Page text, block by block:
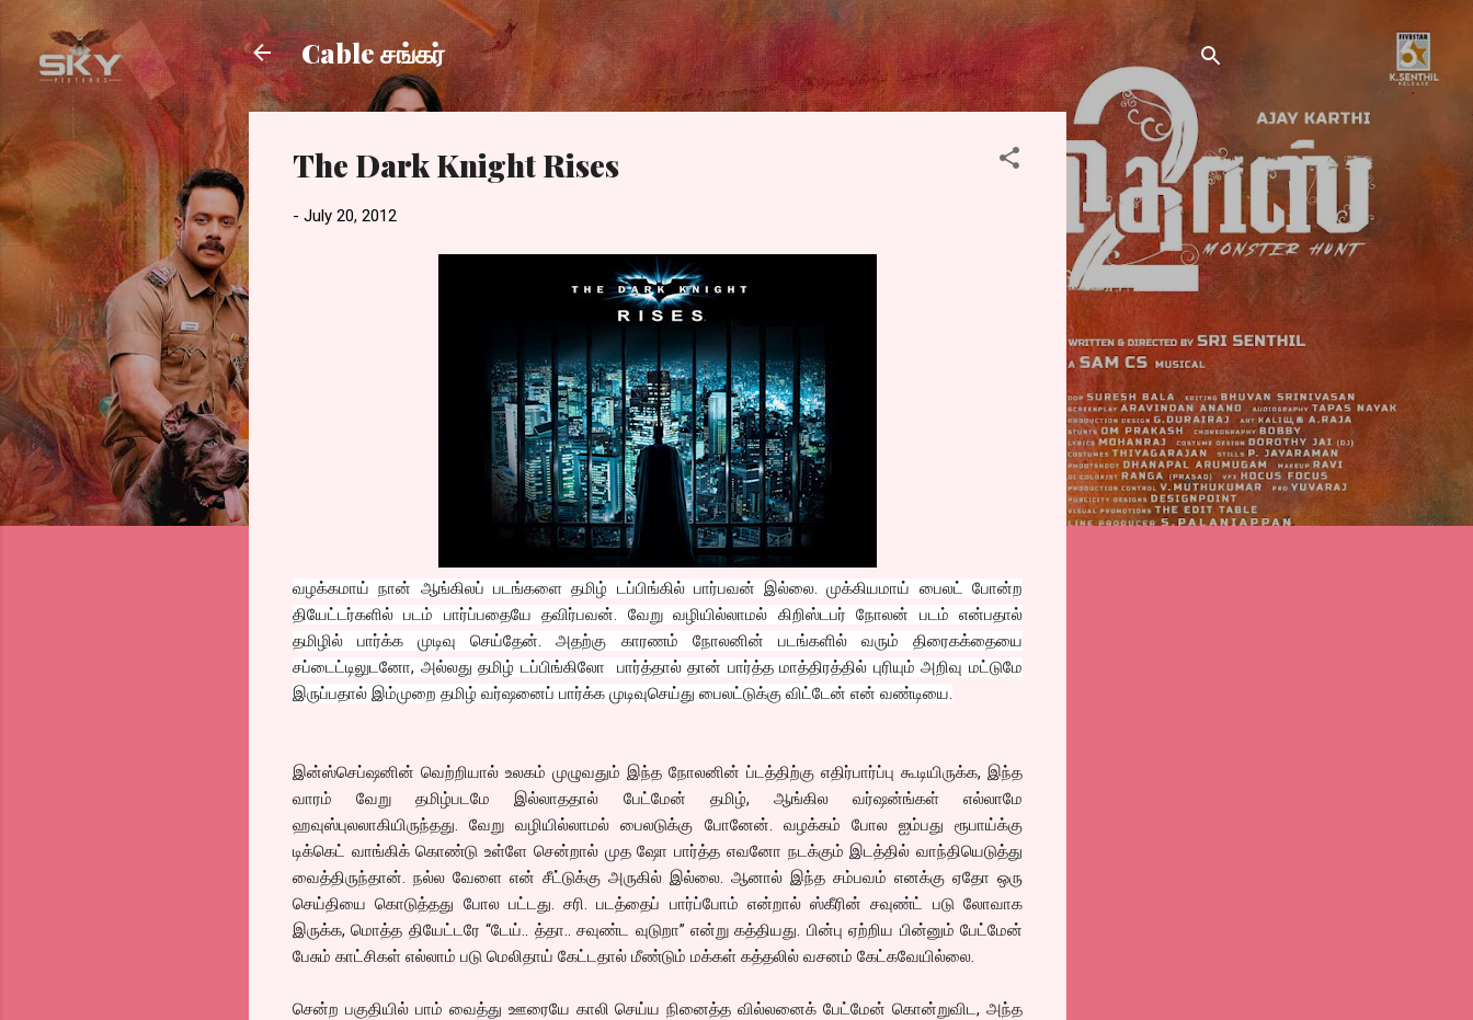
Skip to main content
Cable சங்கர்
The Dark Knight Rises
- July 20, 2012
வழக்கமாய் நான் ஆங்கிலப் படங்களை தமிழ் டப்பிங்கில் பார்பவன் இல்லை. முக்கியமாய் பைலட் போன்ற
தியேட்டர்களில் படம் பார்ப்பதையே தவிர்பவன். வேறு வழியில்லாமல் கிறிஸ்டபர் நோலன் படம் என்பதால்
தமிழில் பார்க்க முடிவு செய்தேன். அதற்கு காரணம் நோலனின் படங்களில் வரும் திரைகக்தையை
சப்டைட்டிலுடனோ, அல்லது தமிழ் டப்பிங்கிலோ பார்த்தால் தான் பார்த்த மாத்திரத்தில் புரியும் அறிவு மட்டுமே
இருப்பதால் இம்முறை தமிழ் வர்ஷனைப் பார்க்க முடிவுசெய்து பைலட்டுக்கு விட்டேன் என் வண்டியை.
இன்ஸ்செப்ஷனின் வெற்றியால் உலகம் முழுவதும் இந்த நோலனின் ப்டத்திற்கு எதிர்பார்ப்பு கூடியிருக்க, இந்த
வாரம் வேறு தமிழ்படமே இல்லாததால் பேட்மேன் தமிழ், ஆங்கில வர்ஷன்ங்கள் எல்லாமே
ஹவுஸ்புலலாகியிருந்தது. வேறு வழியில்லாமல் பைலடுக்கு போனேன். வழக்கம் போல ஐம்பது ரூபாய்க்கு
டிக்கெட் வாங்கிக் கொண்டு உள்ளே சென்றால் முத ஷோ பார்த்த எவனோ நடக்கும் இடத்தில் வாந்தியெடுத்து
வைத்திருந்தான். நல்ல வேளை என் சீட்டுக்கு அருகில் இல்லை. ஆனால் இந்த சம்பவம் எனக்கு ஏதோ ஒரு
செய்தியை கொடுத்தது போல பட்டது. சரி. படத்தைப் பார்ப்போம் என்றால் ஸ்கீரின் சவுண்ட் படு லோவாக
இருக்க, மொத்த தியேட்டரே “டேய்.. த்தா.. சவுண்ட வுடுறா” என்று கத்தியது. பின்பு ஏற்றிய பின்னும் பேட்மேன்
பேசும் காட்சிகள் எல்லாம் படு மெலிதாய் கேட்டதால் மீண்டும் மக்கள் கத்தலில் வசனம் கேட்கவேயில்லை.
சென்ற பகுதியில் பாம் வைத்து ஊரையே காலி செய்ய நினைத்த வில்லனைக் பேட்மேன் கொன்றுவிட, அந்த